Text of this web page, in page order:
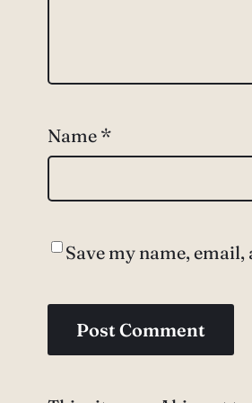
Name *
Save my name,